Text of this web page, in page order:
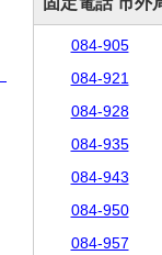
084-905
084-921
084-928
084-935
084-943
084-950
084-957